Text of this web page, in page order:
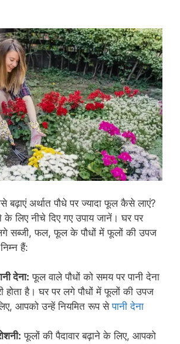
बढ़ाएं अर्थात पौधे पर ज्यादा फूल कैसे लाएं?
लिए नीचे दिए गए उपाय जानें। घर पर
सब्जी, फल, फूल के पौधों में फूलों की उपज
हैं:
देना: फूल वाले पौधों को समय पर पानी देना
होता है। घर पर लगे पौधों में फूलों की उपज
आपको उन्हें नियमित रूप सेपानी देना
फूलों की पैदावार बढ़ाने के लिए, आपको